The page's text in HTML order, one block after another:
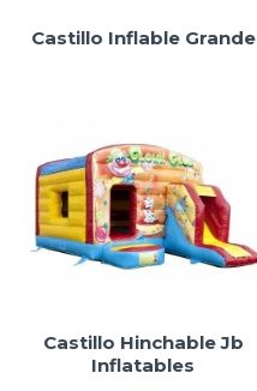
Castillo Inflable Grande
Castillo Hinchable Jb
Inflatables